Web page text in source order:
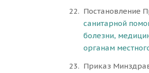
Постановление
санитарной
болезни,
органам
Приказ